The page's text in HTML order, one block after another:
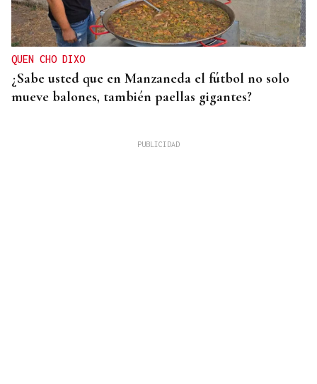
QUEN CHO DIXO
¿Sabe usted que en Manzaneda el fútbol no solo
mueve balones, también paellas gigantes?